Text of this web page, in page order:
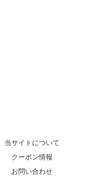
当サイトについて
クーポン情報
お問い合わせ